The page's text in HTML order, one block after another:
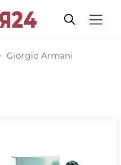
Giorgio Armani